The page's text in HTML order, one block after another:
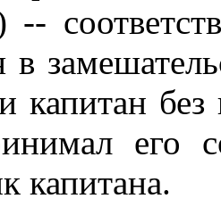
--
в
капитан
его
капитана.